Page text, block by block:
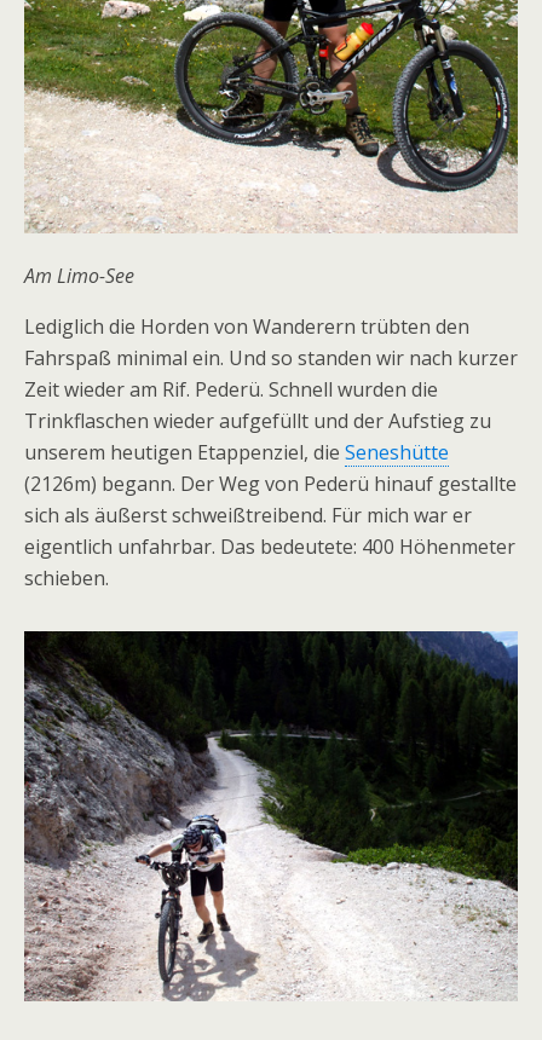
Am Limo-See
Lediglich die Horden von Wanderern trübten den
Fahrspaß minimal ein. Und so standen wir nach kurzer
Zeit wieder am Rif. Pederü. Schnell wurden die
Trinkflaschen wieder aufgefüllt und der Aufstieg zu
unserem heutigen Etappenziel, die Seneshütte
(2126m) begann. Der Weg von Pederü hinauf gestallte
sich als äußerst schweißtreibend. Für mich war er
eigentlich unfahrbar. Das bedeutete: 400 Höhenmeter
schieben.